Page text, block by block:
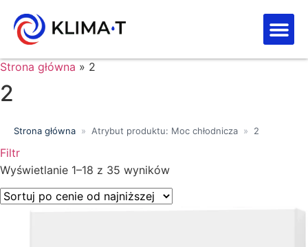
Strona główna » 2
2
Strona główna » Atrybut produktu: Moc chłodnicza » 2
Filtr
Price filter
Wyszukiwanie tekstowe
Kategorie produktów
Wyświetlanie 1–18 z 35 wyników